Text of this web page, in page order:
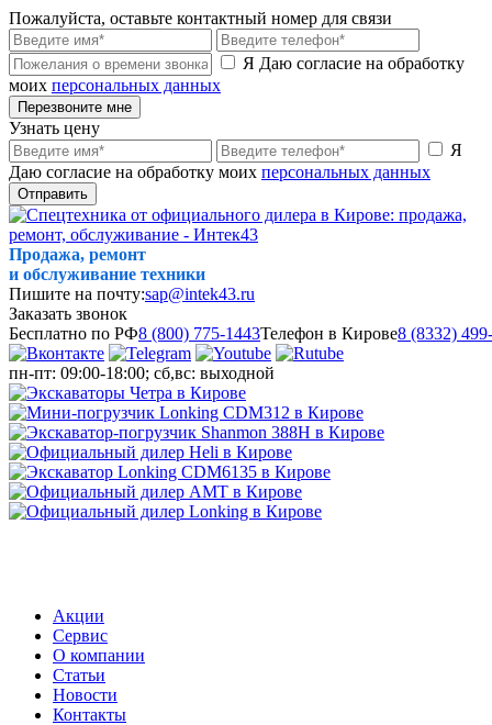
Пожалуйста, оставьте контактный номер для связи
Я Даю согласие на обработку
моих персональных данных
Перезвоните мне
Узнать цену
Я
Даю согласие на обработку моих персональных данных
Отправить
Продажа, ремонт
и обслуживание техники
Пишите на почту:sap@intek43.ru
Заказать звонок
Бесплатно по РФ8 (800) 775-1443Телефон в Кирове8 (8332)
пн-пт: 09:00-18:00; сб,вс: выходной
Акции
Сервис
О компании
Статьи
Новости
Контакты